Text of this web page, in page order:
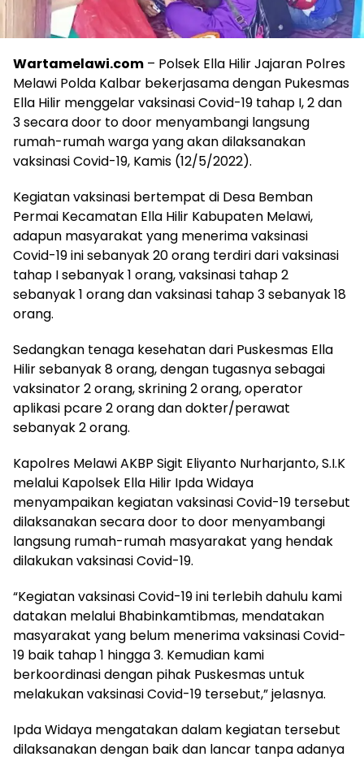
Wartamelawi.com – Polsek Ella Hilir Jajaran Polres
Melawi Polda Kalbar bekerjasama dengan Pukesmas
Ella Hilir menggelar vaksinasi Covid-19 tahap I, 2 dan
3 secara door to door menyambangi langsung
rumah-rumah warga yang akan dilaksanakan
vaksinasi Covid-19, Kamis (12/5/2022).
Kegiatan vaksinasi bertempat di Desa Bemban
Permai Kecamatan Ella Hilir Kabupaten Melawi,
adapun masyarakat yang menerima vaksinasi
Covid-19 ini sebanyak 20 orang terdiri dari vaksinasi
tahap I sebanyak 1 orang, vaksinasi tahap 2
sebanyak 1 orang dan vaksinasi tahap 3 sebanyak 18
orang.
Sedangkan tenaga kesehatan dari Puskesmas Ella
Hilir sebanyak 8 orang, dengan tugasnya sebagai
vaksinator 2 orang, skrining 2 orang, operator
aplikasi pcare 2 orang dan dokter/perawat
sebanyak 2 orang.
Kapolres Melawi AKBP Sigit Eliyanto Nurharjanto, S.I.K
melalui Kapolsek Ella Hilir Ipda Widaya
menyampaikan kegiatan vaksinasi Covid-19 tersebut
dilaksanakan secara door to door menyambangi
langsung rumah-rumah masyarakat yang hendak
dilakukan vaksinasi Covid-19.
“Kegiatan vaksinasi Covid-19 ini terlebih dahulu kami
datakan melalui Bhabinkamtibmas, mendatakan
masyarakat yang belum menerima vaksinasi Covid-
19 baik tahap 1 hingga 3. Kemudian kami
berkoordinasi dengan pihak Puskesmas untuk
melakukan vaksinasi Covid-19 tersebut,” jelasnya.
Ipda Widaya mengatakan dalam kegiatan tersebut
dilaksanakan dengan baik dan lancar tanpa adanya